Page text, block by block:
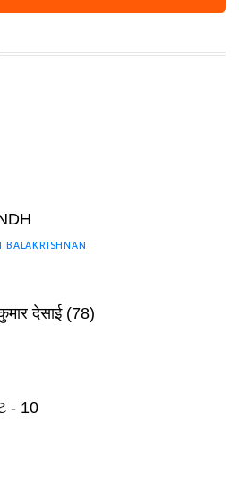
BALAKRISHNAN
देसाई (78)
- 10